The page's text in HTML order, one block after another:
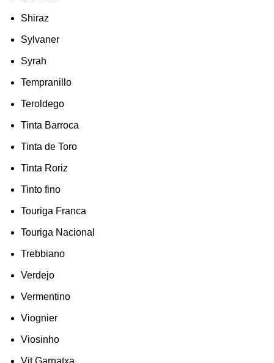
Shiraz
Sylvaner
Syrah
Tempranillo
Teroldego
Tinta Barroca
Tinta de Toro
Tinta Roriz
Tinto fino
Touriga Franca
Touriga Nacional
Trebbiano
Verdejo
Vermentino
Viognier
Viosinho
Vit Garnatxa